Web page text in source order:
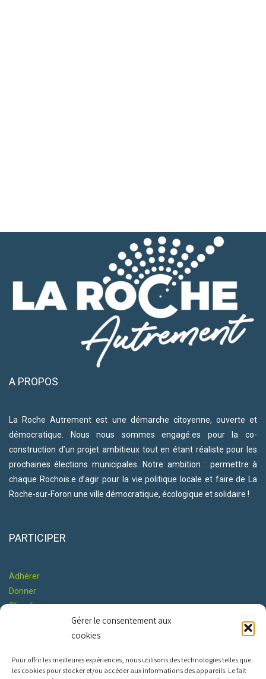
Gérer le consentement aux
cookies
Pour offrir les meilleures expériences, nous utilisons des technologies telles que
les cookies pour stocker et/ou accéder aux informations des appareils. Le fait
A PROPOS
La Roche Autrement est une démarche citoyenne, ouverte et
démocratique. Nous nous sommes engagé.es pour la co-
construction d’un projet ambitieux tout en étant réaliste pour les
prochaines élections municipales. Notre ambition : permettre à
chaque Rochois.e d’agir pour la vie politique locale et faire de La
Roche-sur-Foron une ville démocratique, écologique et solidaire !
PARTICIPER
Adhérer
Donner
S'impliquer
Co-construire le Programme
RESTONS EN CONTACT